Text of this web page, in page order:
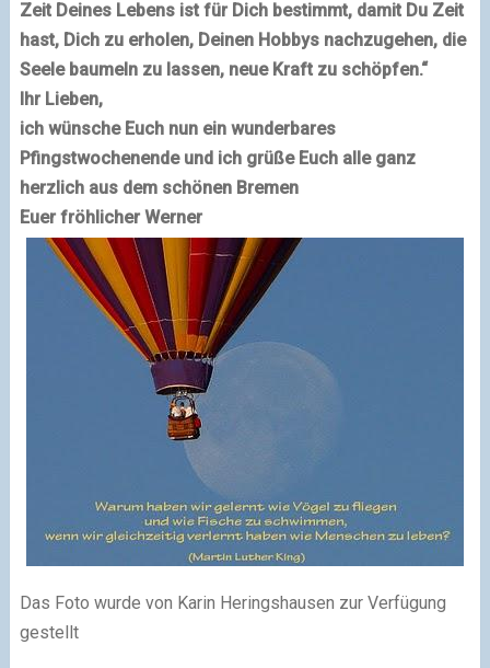
Zeit Deines Lebens ist für Dich bestimmt, damit Du Zeit
hast, Dich zu erholen, Deinen Hobbys nachzugehen, die
Seele baumeln zu lassen, neue Kraft zu schöpfen.“
Ihr Lieben,
ich wünsche Euch nun ein wunderbares
Pfingstwochenende und ich grüße Euch alle ganz
herzlich aus dem schönen Bremen
Euer fröhlicher Werner
Das Foto wurde von Karin Heringshausen zur Verfügung
gestellt